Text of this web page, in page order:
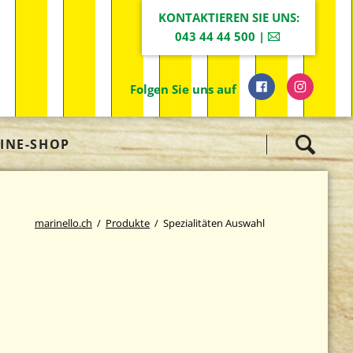
KONTAKTIEREN SIE UNS:
043 44 44 500 |
Folgen Sie uns auf
Navigation
überspringen
SHOP
marinello.ch Produkte Spezialitäten Auswahl